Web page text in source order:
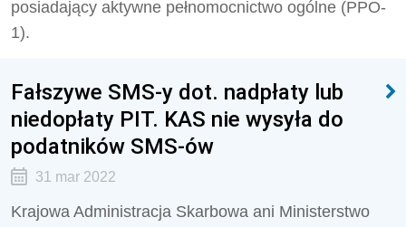
posiadający aktywne pełnomocnictwo ogólne (PPO-
1).
Fałszywe SMS-y dot. nadpłaty lub
niedopłaty PIT. KAS nie wysyła do
podatników SMS-ów
31 mar 2022
Krajowa Administracja Skarbowa ani Ministerstwo